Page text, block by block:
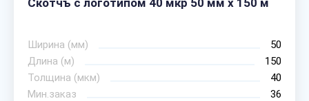
Скотчъ с логотипом 40 мкр 50 мм х 150 м
Ширина (мм)
50
Длина (м)
150
Толщина (мкм)
40
Мин.заказ
36